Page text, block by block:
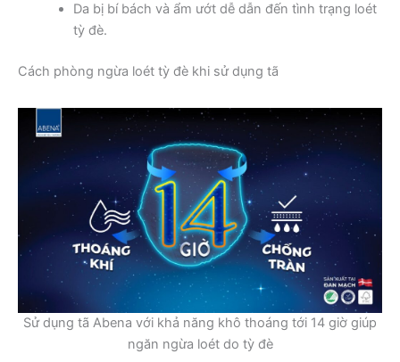
Da bị bí bách và ẩm ướt dễ dẫn đến tình trạng loét
tỳ đè.
Cách phòng ngừa loét tỳ đè khi sử dụng tã
Sử dụng tã Abena với khả năng khô thoáng tới 14 giờ giúp
ngăn ngừa loét do tỳ đè